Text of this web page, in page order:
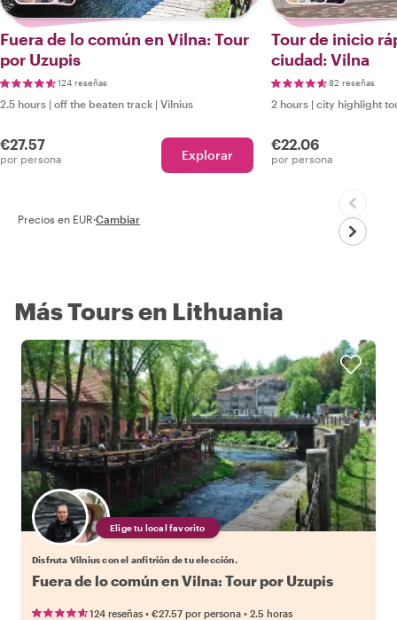
Fuera de lo común en Vilna: Tour
por Uzupis
124 reseñas
2.5 hours | off the beaten track | Vilnius
€27.57
por persona Explorar
Tour de inicio
ciudad: Vilna
82 reseñas
2 hours | city highlight
€22.06
por persona
Precios en EUR·Cambiar
Más Tours en Lithuania
Elige tu local favorito
Disfruta Vilnius con el anfitrión de tu elección.
Fuera de lo común en Vilna: Tour por Uzupis
124 reseñas • €27.57 por persona • 2.5 horas